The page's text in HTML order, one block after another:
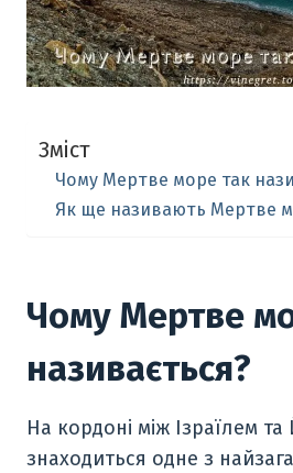
Зміст
Чому Мертве море так
Як ще називають Мертве
Чому Мертве
називається?
На кордоні між Ізраїлем
знаходиться одне з